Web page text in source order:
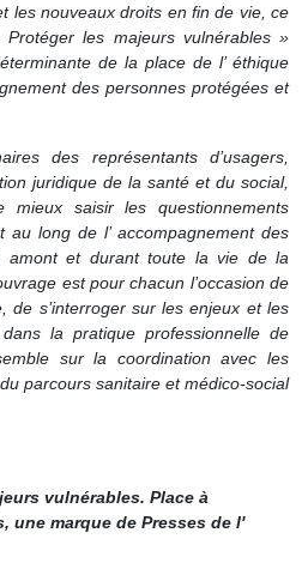
les nouveaux droits en fin de vie, ce
les majeurs vulnérables »
de la place de l’ éthique
des personnes protégées et
des représentants d’usagers,
juridique de la santé et du social,
mieux saisir les questionnements
long de l’ accompagnement des
amont et durant toute la vie de la
est pour chacun l’occasion de
de s’interroger sur les enjeux et les
la pratique professionnelle de
sur la coordination avec les
parcours sanitaire et médico-social
vulnérables. Place à
une marque de Presses de l'